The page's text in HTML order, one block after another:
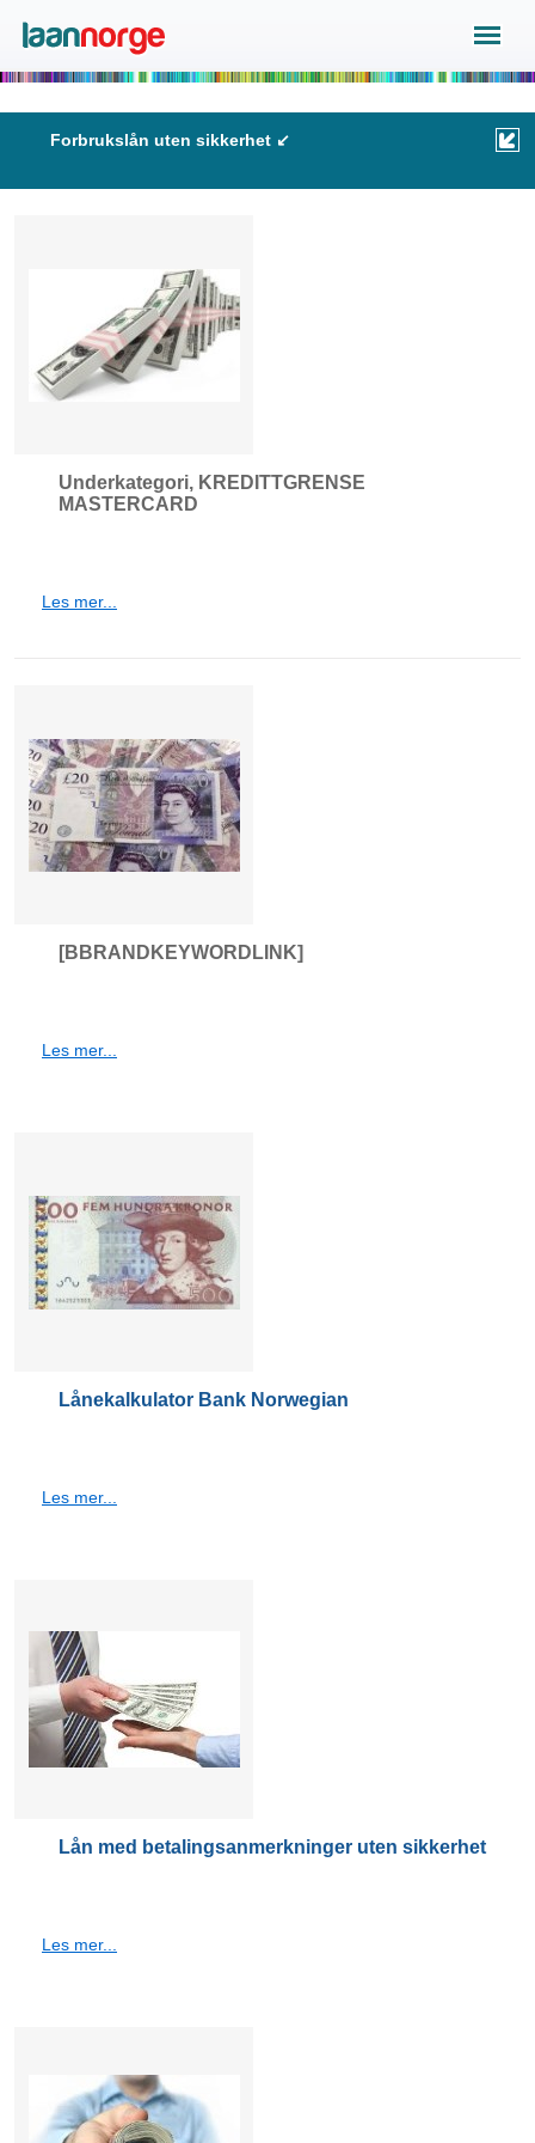
Forbrukslån uten sikkerhet ↙
Underkategori, KREDITTGRENSE
MASTERCARD
Les mer...
[BBRANDKEYWORDLINK]
Les mer...
Lånekalkulator Bank Norwegian
Les mer...
Lån med betalingsanmerkninger uten sikkerhet
Les mer...